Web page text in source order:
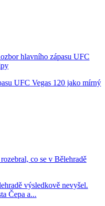
hlavního zápasu UFC
UFC Vegas 120 jako mírný
co se v Bělehradě
výsledkově nevyšel.
Čepa a...